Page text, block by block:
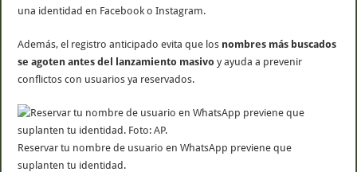
una identidad en Facebook o Instagram.
Además, el registro anticipado evita que los nombres más buscados
se agoten antes del lanzamiento masivoy ayuda a prevenir
conflictos con usuarios ya reservados.
Reservar tu nombre de usuario en WhatsApp previene que
suplanten tu identidad.